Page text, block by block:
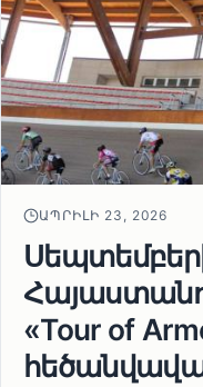
ԱՊՐԻԼԻ 23, 2026
«Tour of